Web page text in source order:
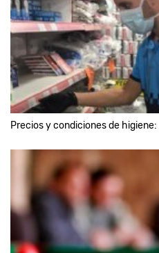
Precios y condiciones de